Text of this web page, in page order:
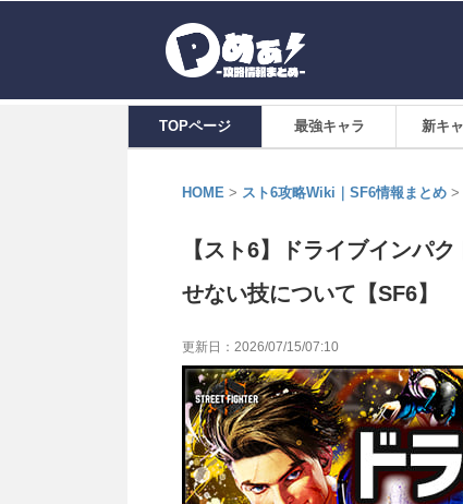
TOPページ 最強キャラ 新キ
HOME > スト6攻略Wiki｜SF6情報まとめ >
【スト6】ドライブインパ
せない技について【SF6】
更新日： 2026/07/15/07:10